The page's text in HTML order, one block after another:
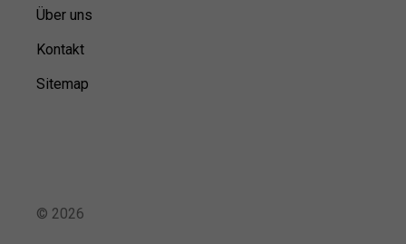
Über uns
Kontakt
Sitemap
© 2026